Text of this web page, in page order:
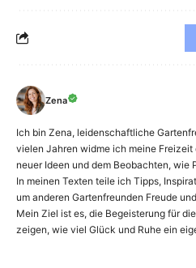
Zena
Ich bin Zena, leidenschaftliche
vielen Jahren widme ich meine Freizeit
neuer Ideen und dem Beobachten, wie
In meinen Texten teile ich Tipps,
um anderen Gartenfreunden Freude
Mein Ziel ist es, die Begeisterung für
zeigen, wie viel Glück und Ruhe ein